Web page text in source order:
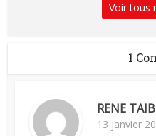
Voir tous
1
RENE
13 janvier